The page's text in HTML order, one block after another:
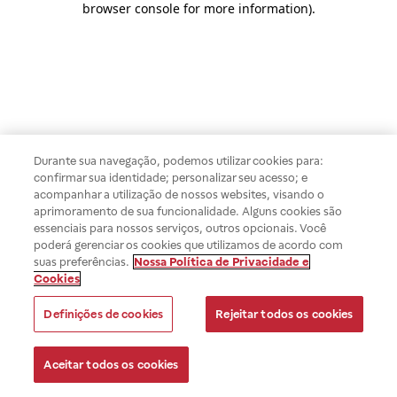
browser console for more information).
Durante sua navegação, podemos utilizar cookies para:
confirmar sua identidade; personalizar seu acesso; e
acompanhar a utilização de nossos websites, visando o
aprimoramento de sua funcionalidade. Alguns cookies são
essenciais para nossos serviços, outros opcionais. Você
poderá gerenciar os cookies que utilizamos de acordo com
suas preferências. Nossa Política de Privacidade e
Cookies
Definições de cookies Rejeitar todos os cookies
Aceitar todos os cookies